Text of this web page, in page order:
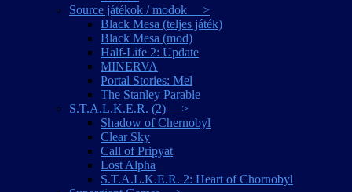
Source játékok / modok >
Black Mesa (teljes játék)
Black Mesa (mod)
Half-Life 2: Update
MINERVA
Portal Stories: Mel
The Stanley Parable
S.T.A.L.K.E.R. (2) >
Shadow of Chernobyl
Clear Sky
Call of Pripyat
Lost Alpha
S.T.A.L.K.E.R. 2: Heart of Chornobyl